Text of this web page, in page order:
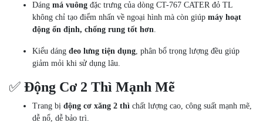
Dáng má vuông đặc trưng của dòng CT-767 CATER đỏ TL
không chỉ tạo điểm nhấn về ngoại hình mà còn giúp máy hoạt
động ổn định, chống rung tốt hơn.
Kiểu dáng đeo lưng tiện dụng, phân bổ trọng lượng đều giúp
giảm mỏi khi sử dụng lâu.
✅ Động Cơ 2 Thì Mạnh Mẽ
Trang bị động cơ xăng 2 thì chất lượng cao, công suất mạnh mẽ,
dễ nổ, dễ bảo trì.